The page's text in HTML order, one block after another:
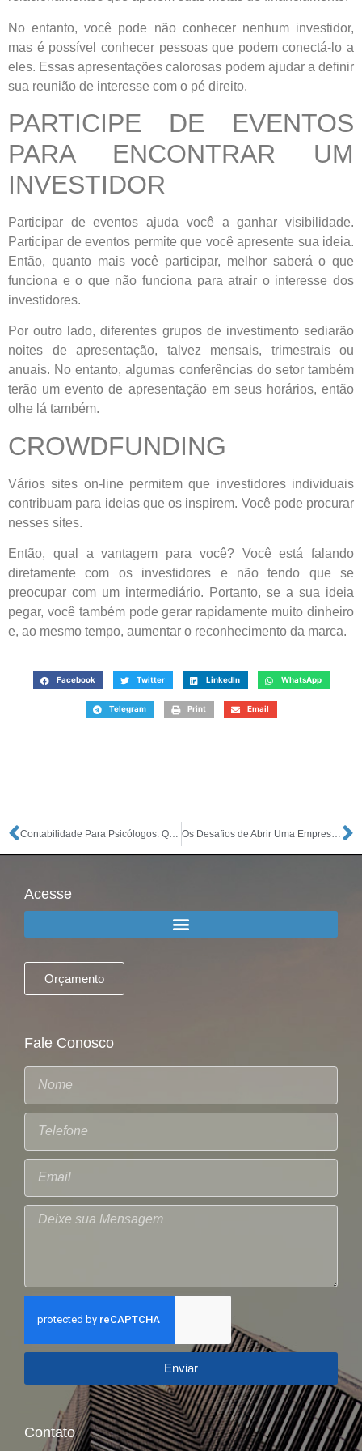
No entanto, você pode não conhecer nenhum investidor,
mas é possível conhecer pessoas que podem conectá-lo a
eles. Essas apresentações calorosas podem ajudar a definir
sua reunião de interesse com o pé direito.
PARTICIPE DE EVENTOS
PARA ENCONTRAR UM
INVESTIDOR
Participar de eventos ajuda você a ganhar visibilidade.
Participar de eventos permite que você apresente sua ideia.
Então, quanto mais você participar, melhor saberá o que
funciona e o que não funciona para atrair o interesse dos
investidores.
Por outro lado, diferentes grupos de investimento sediarão
noites de apresentação, talvez mensais, trimestrais ou
anuais. No entanto, algumas conferências do setor também
terão um evento de apresentação em seus horários, então
olhe lá também.
CROWDFUNDING
Vários sites on-line permitem que investidores individuais
contribuam para ideias que os inspirem. Você pode procurar
nesses sites.
Então, qual a vantagem para você? Você está falando
diretamente com os investidores e não tendo que se
preocupar com um intermediário. Portanto, se a sua ideia
pegar, você também pode gerar rapidamente muito dinheiro
e, ao mesmo tempo, aumentar o reconhecimento da marca.
Facebook Twitter LinkedIn WhatsApp
Telegram Print Email
Contabilidade Para Psicólogos: Quais São os Benefícios? Os Desafios de Abrir Uma Empresa Em 2022
Acesse
Orçamento
Fale Conosco
Enviar
Contato